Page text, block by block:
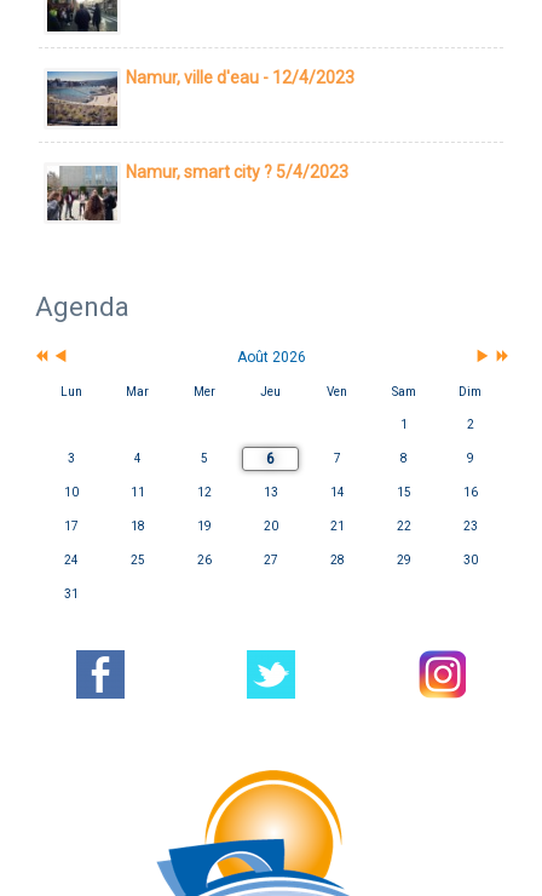
Namur, ville d'eau - 12/4/2023
Namur, smart city ? 5/4/2023
Agenda
Août 2026
Lun Mar Mer Jeu Ven Sam Dim
1 2
3 4 5 6 7 8 9
10 11 12 13 14 15 16
17 18 19 20 21 22 23
24 25 26 27 28 29 30
31